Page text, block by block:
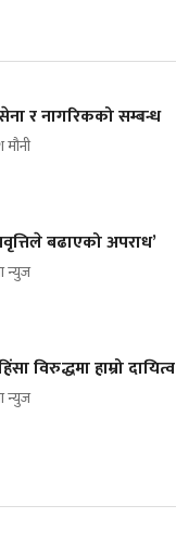
र नागरिकको सम्बन्ध
बढाएको अपराध’
न्युज
विरुद्धमा हाम्रो दायित्व
न्युज